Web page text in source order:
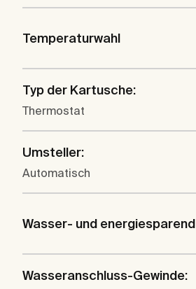
Temperaturwahl
Typ der Kartusche:
Thermostat
Umsteller:
Automatisch
Wasser- und energiesparend
Wasseranschluss-Gewinde: